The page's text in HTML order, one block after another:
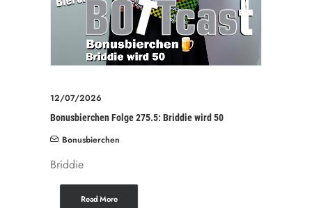
12/07/2026
Bonusbierchen Folge 275.5: Briddie wird 50
Bonusbierchen
Briddie
Read More